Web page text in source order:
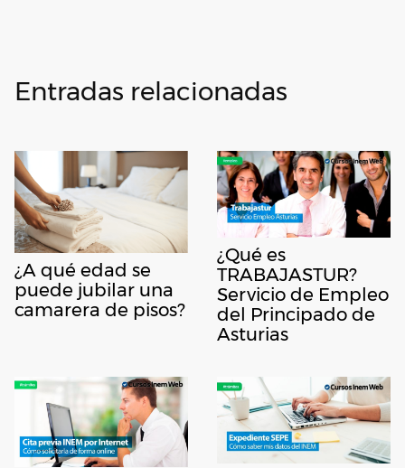
Entradas relacionadas
¿A qué edad se
puede jubilar una
camarera de pisos?
¿Qué es
TRABAJASTUR?
Servicio de Empleo
del Principado de
Asturias